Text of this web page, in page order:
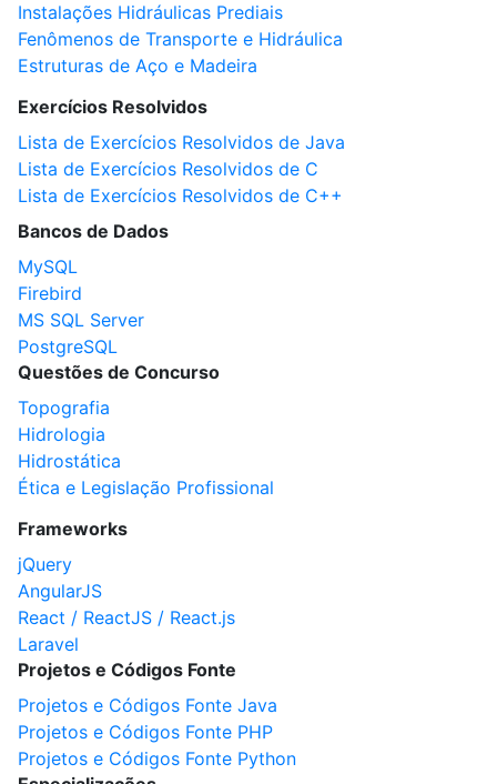
Instalações Hidráulicas Prediais
Fenômenos de Transporte e Hidráulica
Estruturas de Aço e Madeira
Exercícios Resolvidos
Lista de Exercícios Resolvidos de Java
Lista de Exercícios Resolvidos de C
Lista de Exercícios Resolvidos de C++
Bancos de Dados
MySQL
Firebird
MS SQL Server
PostgreSQL
Questões de Concurso
Topografia
Hidrologia
Hidrostática
Ética e Legislação Profissional
Frameworks
jQuery
AngularJS
React / ReactJS / React.js
Laravel
Projetos e Códigos Fonte
Projetos e Códigos Fonte Java
Projetos e Códigos Fonte PHP
Projetos e Códigos Fonte Python